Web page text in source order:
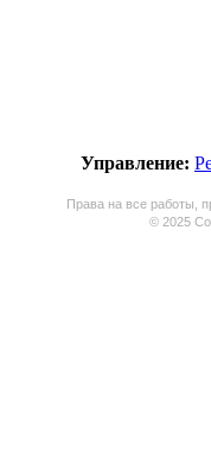
Управление:
Права на все работы,
© 2025